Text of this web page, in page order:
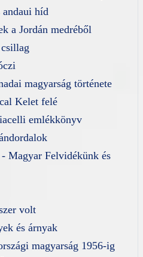
andaui híd
a Jordán medréből
magyarság története
Kelet felé
emlékkönyv
Magyar Felvidékünk és
volt
és árnyak
magyarság 1956-ig